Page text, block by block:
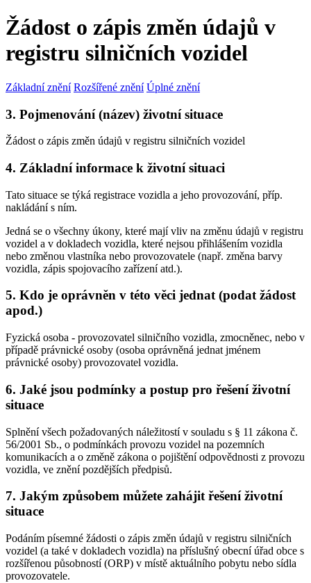
Žádost o zápis změn údajů v
registru silničních vozidel
Základní znění Rozšířené znění Úplné znění
3. Pojmenování (název) životní situace
Žádost o zápis změn údajů v registru silničních vozidel
4. Základní informace k životní situaci
Tato situace se týká registrace vozidla a jeho provozování, příp.
nakládání s ním.
Jedná se o všechny úkony, které mají vliv na změnu údajů v registru
vozidel a v dokladech vozidla, které nejsou přihlášením vozidla
nebo změnou vlastníka nebo provozovatele (např. změna barvy
vozidla, zápis spojovacího zařízení atd.).
5. Kdo je oprávněn v této věci jednat (podat žádost
apod.)
Fyzická osoba - provozovatel silničního vozidla, zmocněnec, nebo v
případě právnické osoby (osoba oprávněná jednat jménem
právnické osoby) provozovatel vozidla.
6. Jaké jsou podmínky a postup pro řešení životní
situace
Splnění všech požadovaných náležitostí v souladu s § 11 zákona č.
56/2001 Sb., o podmínkách provozu vozidel na pozemních
komunikacích a o změně zákona o pojištění odpovědnosti z provozu
vozidla, ve znění pozdějších předpisů.
7. Jakým způsobem můžete zahájit řešení životní
situace
Podáním písemné žádosti o zápis změn údajů v registru silničních
vozidel (a také v dokladech vozidla) na příslušný obecní úřad obce s
rozšířenou působností (ORP) v místě aktuálního pobytu nebo sídla
provozovatele.